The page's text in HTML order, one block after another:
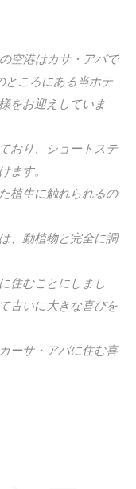
空港はカサ・アバで
ところにある当ホテ
をお迎えしていま
おり、ショートステ
ます。
植生に触れられるの
、動植物と完全に調
住むことにしまし
古いに大きな喜びを
ーサ・アバに住む喜